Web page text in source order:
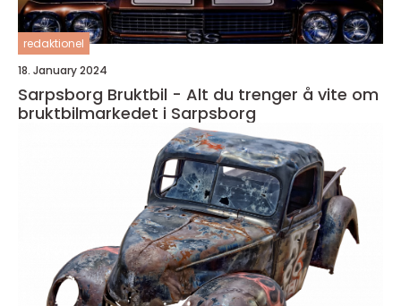
redaktionel
18. January 2024
Sarpsborg Bruktbil - Alt du trenger å vite om
bruktbilmarkedet i Sarpsborg